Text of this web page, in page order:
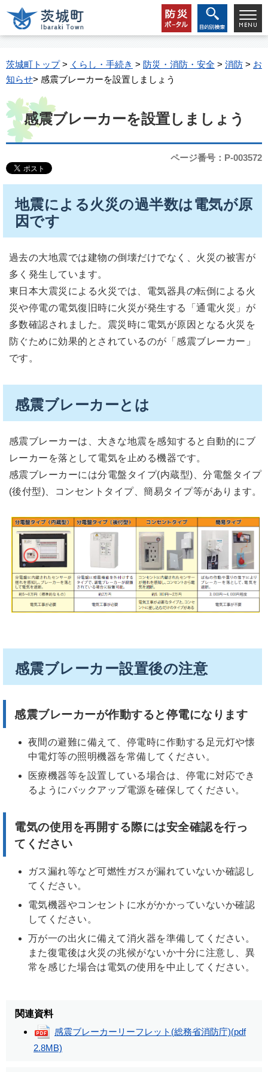
茨城町トップ> くらし・手続き > 防災・消防・安全 > 消防 > お
知らせ> 感震ブレーカーを設置しましょう
感震ブレーカーを設置しましょう
ページ番号：P-003572
地震による火災の過半数は電気が原
因です
過去の大地震では建物の倒壊だけでなく、火災の被害が
多く発生しています。
東日本大震災による火災では、電気器具の転倒による火
災や停電の電気復旧時に火災が発生する「通電火災」が
多数確認されました。震災時に電気が原因となる火災を
防ぐために効果的とされているのが「感震ブレーカー」
です。
感震ブレーカーとは
感震ブレーカーは、大きな地震を感知すると自動的にブ
レーカーを落として電気を止める機器です。
感震ブレーカーには分電盤タイプ(内蔵型)、分電盤タイプ
(後付型)、コンセントタイプ、簡易タイプ等があります。
感震ブレーカー設置後の注意
感震ブレーカーが作動すると停電になります
夜間の避難に備えて、停電時に作動する足元灯や懐
中電灯等の照明機器を常備してください。
医療機器等を設置している場合は、停電に対応でき
るようにバックアップ電源を確保してください。
電気の使用を再開する際には安全確認を行っ
てください
ガス漏れ等など可燃性ガスが漏れていないか確認し
てください。
電気機器やコンセントに水がかかっていないか確認
してください。
万が一の出火に備えて消火器を準備してください。
また復電後は火災の兆候がないか十分に注意し、異
常を感じた場合は電気の使用を中止してください。
関連資料
感震ブレーカーリーフレット(総務省消防庁)(pdf
2.8MB)